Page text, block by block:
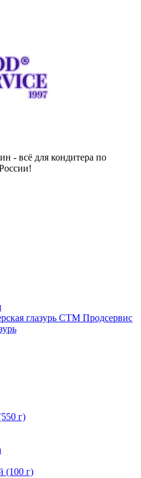
- всё для кондитера по
глазурь СТМ Продсервис
г)
(100 г)